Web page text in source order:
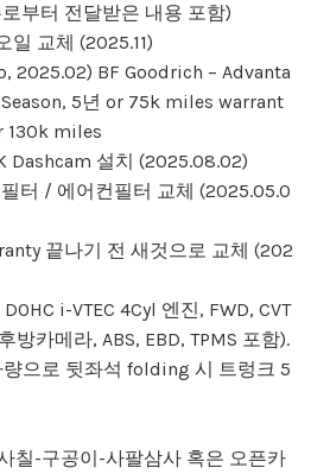
부터 전달받은 내용 포함)
일 교체 (2025.11)
2025.02) BF Goodrich – Advanta
5년 or 75k miles warrant
130k miles
Dashcam 설치 (2025.08.02)
터 / 에어컨필터 교체 (2025.05.0
끝나기 전 새것으로 교체 (202
i-VTEC 4Cyl 엔진, FWD, CVT
카메라, ABS, EBD, TPMS 포함).
으로 뒷좌석 folding 시 트렁크 5
칠-구공이-사팔삼사 혹은 오픈카